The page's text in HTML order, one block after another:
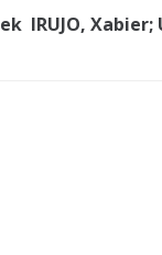
ek IRUJO, Xabier;